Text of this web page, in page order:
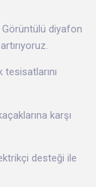
Görüntülü diyafon
tesisatlarını
karşı
desteği ile